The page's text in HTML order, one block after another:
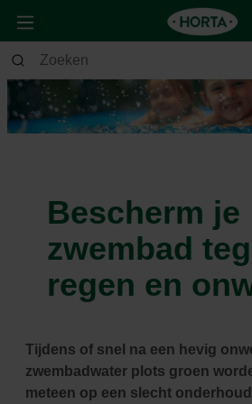
Bescherm je
zwembad
regen en
Tijdens of snel na een hevig
zwembadwater plots groen
meteen op een slecht